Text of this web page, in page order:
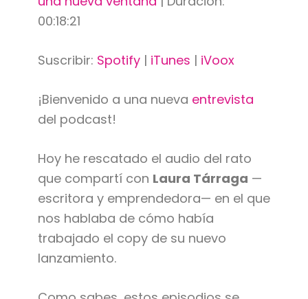
00:18:21
Suscribir: Spotify| iTunes | iVoox
¡Bienvenido a una nueva entrevista
del podcast!
Hoy he rescatado el audio del rato
que compartí con Laura Tárraga —
escritora y emprendedora— en el que
nos hablaba de cómo había
trabajado el copy de su nuevo
lanzamiento.